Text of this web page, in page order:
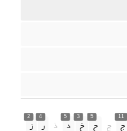
11
ج چ
5
ح
3
خ
5
د ذ
4
ر
2
ز